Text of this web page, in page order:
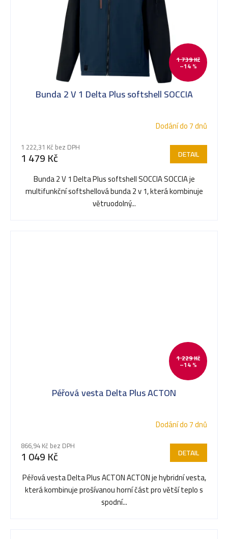
1 739 Kč
–14 %
Bunda 2 V 1 Delta Plus softshell SOCCIA
Dodání do 7 dnů
1 222,31 Kč bez DPH
1 479 Kč DETAIL
Bunda 2 V 1 Delta Plus softshell SOCCIA SOCCIA je
multifunkční softshellová bunda 2 v 1, která kombinuje
větruodolný...
1 229 Kč
–14 %
Péřová vesta Delta Plus ACTON
Dodání do 7 dnů
866,94 Kč bez DPH
1 049 Kč DETAIL
Péřová vesta Delta Plus ACTON ACTON je hybridní vesta,
která kombinuje prošívanou horní část pro větší teplo s
spodní...